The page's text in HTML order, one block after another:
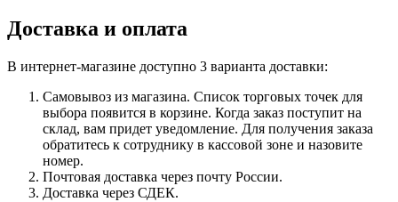
Доставка и оплата
В интернет-магазине доступно 3 варианта доставки:
Самовывоз из магазина. Список торговых точек для
выбора появится в корзине. Когда заказ поступит на
склад, вам придет уведомление. Для получения заказа
обратитесь к сотруднику в кассовой зоне и назовите
номер.
Почтовая доставка через почту России.
Доставка через СДЕК.